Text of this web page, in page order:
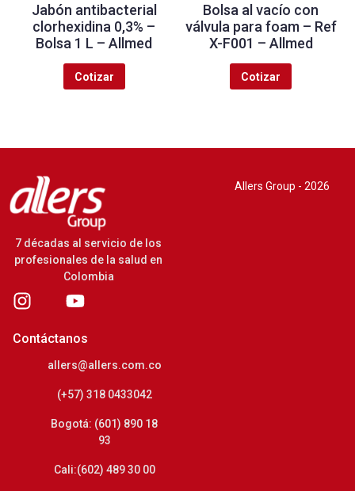
Jabón antibacterial
clorhexidina 0,3% –
Bolsa 1 L – Allmed
Cotizar
Bolsa al vacío con
válvula para foam – Ref
X-F001 – Allmed
Cotizar
7 décadas al servicio de los
profesionales de la salud en
Colombia
Contáctanos
allers@allers.com.co
(+57) 318 0433042
Bogotá: (601) 890 18
93
Cali:(602) 489 30 00
Allers Group - 2026